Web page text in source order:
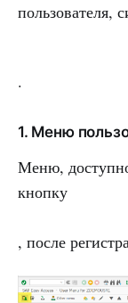
пользователя,
.
1. Меню
Меню,
кнопку
, после